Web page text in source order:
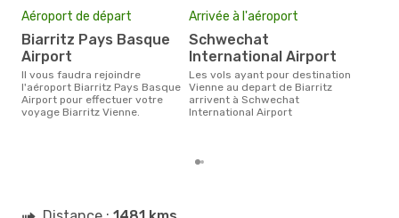
Aéroport de départ
Biarritz Pays Basque
Airport
Il vous faudra rejoindre
l'aéroport Biarritz Pays Basque
Airport pour effectuer votre
voyage Biarritz Vienne.
Arrivée à l'aéroport
Schwechat
International Airport
Les vols ayant pour destination
Vienne au depart de Biarritz
arrivent à Schwechat
International Airport